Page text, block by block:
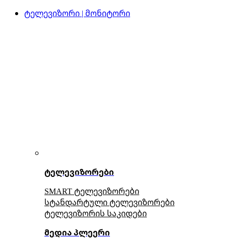
ტელევიზორი | მონიტორი
ტელევიზორები
SMART ტელევიზორები
სტანდარტული ტელევიზორები
ტელევიზორის საკიდები
მედია პლეერი